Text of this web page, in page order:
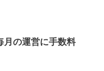
月の運営に手数料